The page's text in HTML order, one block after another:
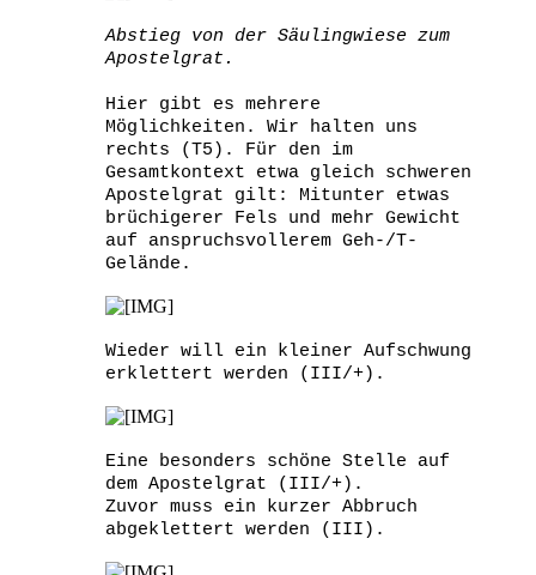
Abstieg von der Säulingwiese zum
Apostelgrat.
Hier gibt es mehrere
Möglichkeiten. Wir halten uns
rechts (T5). Für den im
Gesamtkontext etwa gleich schweren
Apostelgrat gilt: Mitunter etwas
brüchigerer Fels und mehr Gewicht
auf anspruchsvollerem Geh-/T-
Gelände.
Wieder will ein kleiner Aufschwung
erklettert werden (III/+).
Eine besonders schöne Stelle auf
dem Apostelgrat (III/+).
Zuvor muss ein kurzer Abbruch
abgeklettert werden (III).